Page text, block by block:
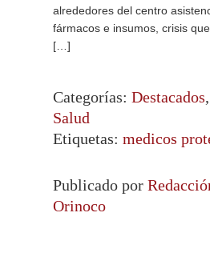
alrededores del centro
fármacos e insumos, crisis
[…]
Categorías: Destacados,
Salud
Etiquetas: medicos
Publicado por
Orinoco